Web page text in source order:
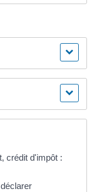
crédit d'impôt :